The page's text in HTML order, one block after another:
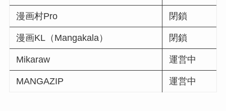
漫画村Pro 閉鎖
漫画KL（Mangakala） 閉鎖
Mikaraw 運営中
MANGAZIP 運営中